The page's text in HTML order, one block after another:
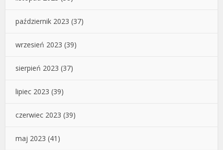
październik 2023 (37)
wrzesień 2023 (39)
sierpień 2023 (37)
lipiec 2023 (39)
czerwiec 2023 (39)
maj 2023 (41)